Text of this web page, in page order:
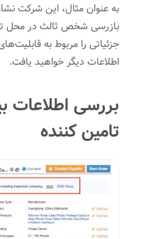
به عنوان مثال، این شرکت
بازرسی شخص ثالث در محل
جزئیاتی را مربوط به
اطلاعات دیگر خواهید یافت.
بررسی اطلاعات
تامین کننده